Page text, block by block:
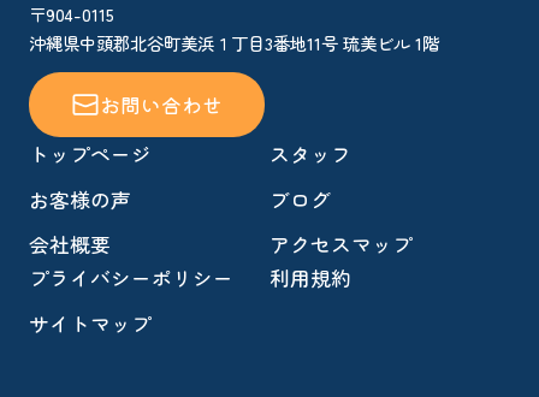
〒904-0115
沖縄県中頭郡北谷町美浜１丁目3番地11号 琉美ビル 1階
お問い合わせ
トップページ
スタッフ
お客様の声
ブログ
会社概要
アクセスマップ
プライバシーポリシー
利用規約
サイトマップ